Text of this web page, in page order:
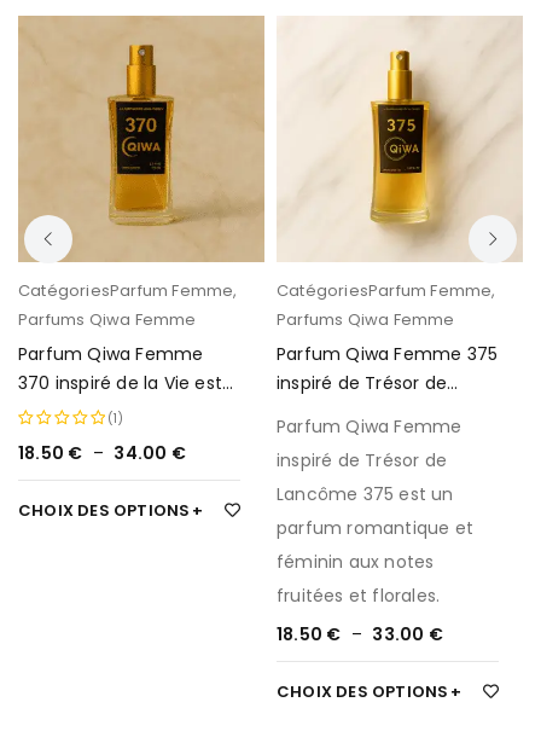
CatégoriesParfum Femme,
Parfums Qiwa Femme
Parfum Qiwa Femme
370 inspiré de la Vie est
Belle de Lancôme
Note 5.00
sur 5
(1)
18.50 € – 34.00 €
CHOIX DES OPTIONS
CatégoriesParfum Femme,
Parfums Qiwa Femme
Parfum Qiwa Femme 375
inspiré de Trésor de
Parfum Qiwa Femme
inspiré de Trésor de
Lancôme 375 est un
parfum romantique et
féminin aux notes
fruitées et florales.
18.50 € – 33.00 €
CHOIX DES OPTIONS